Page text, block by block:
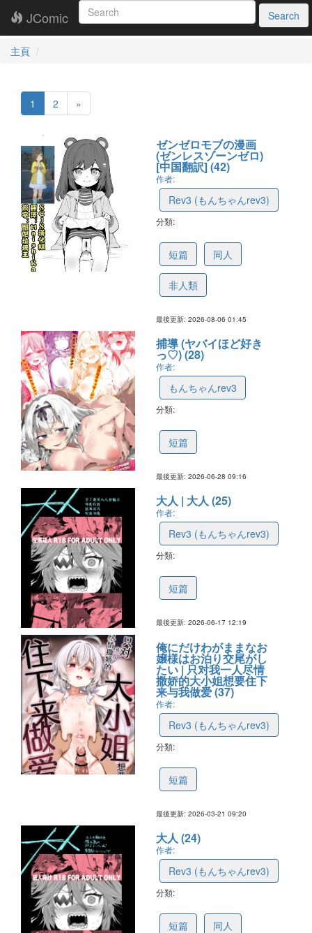
JComic Search
主頁
1 2 »
ゼンゼロモブの漫画
(ゼンレスゾーンゼロ)
[中国翻訳] (42)
作者:
Rev3 (もんちゃんrev3)
分類:
短篇 同人
非人類
最後更新: 2026-08-06 01:45
捕導 (ヤバイほど好き
っ♡) (28)
作者:
もんちゃんrev3
分類:
短篇
最後更新: 2026-06-28 09:16
大人 | 大人 (25)
作者:
Rev3 (もんちゃんrev3)
分類:
短篇
最後更新: 2026-06-17 12:19
俺にだけわがままなお
嬢様はお泊り交尾がし
たい | 只对我一人尽情
撒娇的大小姐想要住下
来与我做爱 (37)
作者:
Rev3 (もんちゃんrev3)
分類:
短篇
最後更新: 2026-03-21 09:20
大人 (24)
作者:
Rev3 (もんちゃんrev3)
分類:
短篇 同人